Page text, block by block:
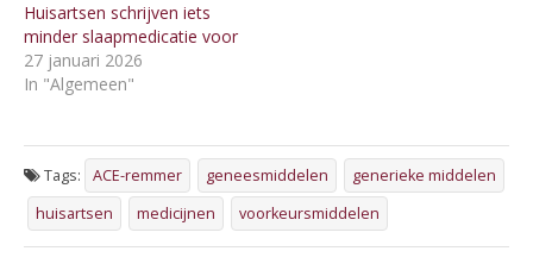
Huisartsen schrijven iets
minder slaapmedicatie voor
27 januari 2026
In "Algemeen"
Tags: ACE-remmer geneesmiddelen
generieke middelen
huisartsen
medicijnen voorkeursmiddelen